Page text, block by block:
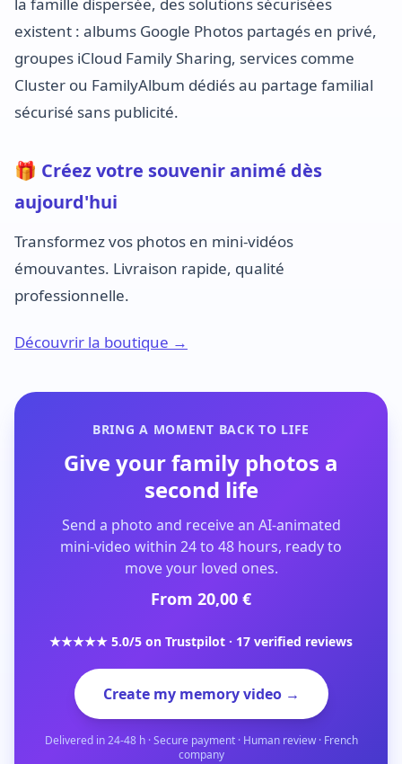
existent : albums Google Photos partagés en privé,
groupes iCloud Family Sharing, services comme
Cluster ou FamilyAlbum dédiés au partage familial
sécurisé sans publicité.
🎁 Créez votre souvenir animé dès
aujourd'hui
Transformez vos photos en mini-vidéos
émouvantes. Livraison rapide, qualité
professionnelle.
Découvrir la boutique →
BRING A MOMENT BACK TO LIFE
Give your family photos a
second life
Send a photo and receive an AI-animated
mini-video within 24 to 48 hours, ready to
move your loved ones.
From 20,00 €
★★★★★ 5.0/5 on Trustpilot · 17 verified reviews
Create my memory video →
Delivered in 24-48 h · Secure payment · Human review · French
company